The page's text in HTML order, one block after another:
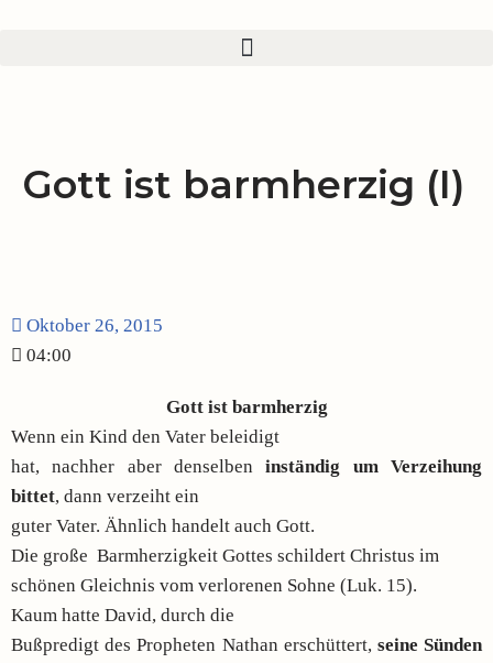
Gott ist barmherzig (I)
Oktober 26, 2015
04:00
Gott ist barmherzig
Wenn ein Kind den Vater beleidigt
hat, nachher aber denselbeninständig um Verzeihung
bittet, dann verzeiht ein
guter Vater. Ähnlich handelt auch Gott.
Die große Barmherzigkeit Gottes schildert Christus im
schönen Gleichnis vom verlorenen Sohne (Luk. 15).
Kaum hatte David, durch die
Bußpredigt des Propheten Nathan erschüttert, seine Sünden